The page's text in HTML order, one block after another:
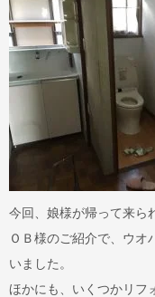
今回、娘様が帰って来ら
ＯＢ様のご紹介で、ウオ
いました。
ほかにも、いくつかリフ